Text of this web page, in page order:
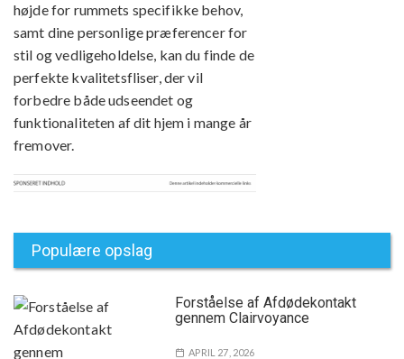
højde for rummets specifikke behov,
samt dine personlige præferencer for
stil og vedligeholdelse, kan du finde de
perfekte kvalitetsfliser, der vil
forbedre både udseendet og
funktionaliteten af dit hjem i mange år
fremover.
Populære opslag
Forståelse af Afdødekontakt
gennem Clairvoyance
APRIL 27, 2026